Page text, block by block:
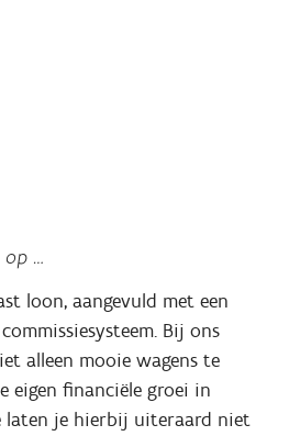
op …
loon, aangevuld met een
Bij ons
alleen mooie wagens te
eigen financiële groei in
laten je hierbij uiteraard niet